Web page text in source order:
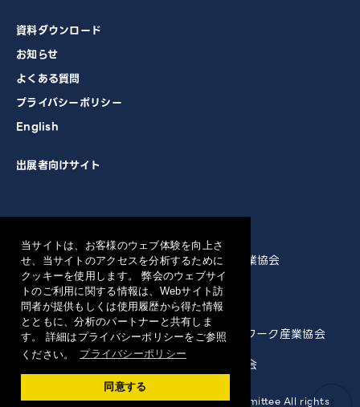
当サイトは、お客様のウェブ体験を向上さ
せ、当サイトのアクセスを分析するために
クッキーを使用します。 弊会のウェブサイ
トのご利用に関する情報は、Webサイト訪
問者が提供もしくは使用履歴から得た情報
とともに、分析のパートナーと共有しま
す。 詳細はプライバシーポリシーをご参照
ください。
プライバシーポリシー
同意する
資料ダウンロード
お知らせ
よくある質問
プライバシーポリシー
English
出展者向けサイト
一般社団法人 電子情報技術産業協会
共催
一般社団法人 情報通信ネットワーク産業協会
一般社団法人 ソフトウェア協会
Copyright 2023 CEATEC Organizing Committee All rights